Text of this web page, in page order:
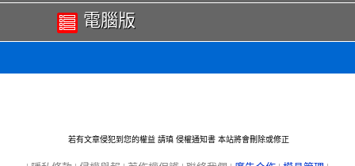
電腦版
若有文章侵犯到您的權益 請瑱 侵權通知書 本站將會刪除或修正